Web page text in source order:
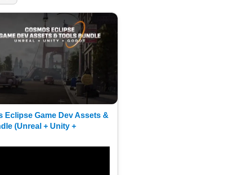
Eclipse Game Dev Assets &
(Unreal + Unity +